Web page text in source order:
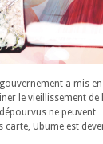
a mis en
le vieillissement de
ne peuvent
carte, Ubume est